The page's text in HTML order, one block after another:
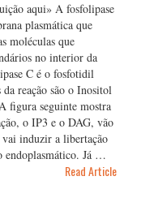
aqui» A fosfolipase
plasmática que
moléculas que
no interior da
C é o fosfotidil
reação são o Inositol
seguinte mostra
o IP3 e o DAG, vão
induzir a libertação
endoplasmático. Já …
Read Article